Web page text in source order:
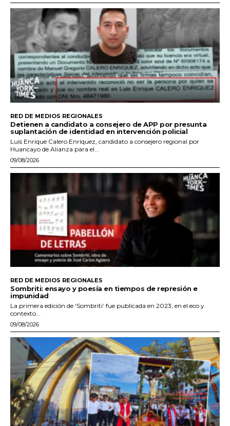
RED DE MEDIOS REGIONALES
Detienen a candidato a consejero de APP por presunta
suplantación de identidad en intervención policial
Luis Enrique Calero Enríquez, candidato a consejero regional por
Huancayo de Alianza para el...
09/08/2026
RED DE MEDIOS REGIONALES
Sombriti: ensayo y poesía en tiempos de represión e
impunidad
La primera edición de ‘Sombriti’ fue publicada en 2023, en el eco y
contexto...
09/08/2026